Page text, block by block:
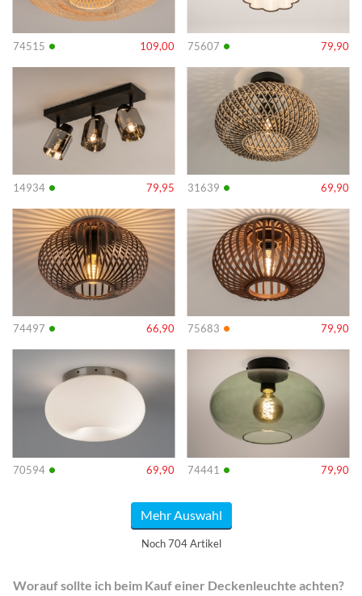
74515 • 109,00 75607 • 79,90
14934 • 79,95
Info
31639 • 69,90
Info
74497 • 66,90
Info
75683 • 79,90
Info
70594 • 69,90
Info
74441 • 79,90
Info
Mehr Auswahl
Noch 704 Artikel
Worauf sollte ich beim Kauf einer Deckenleuchte achten?